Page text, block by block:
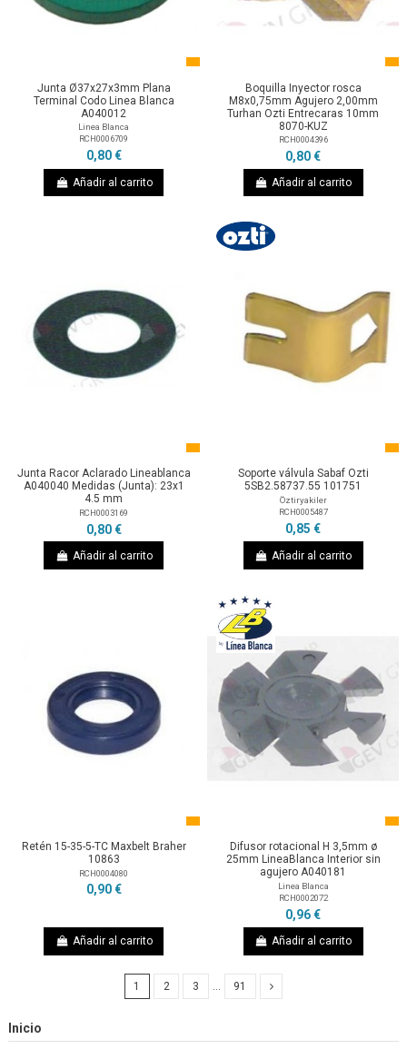
Junta Ø37x27x3mm Plana
Terminal Codo Linea Blanca
A040012
Linea Blanca
RCH0006709
0,80 €
Añadir al carrito
Boquilla Inyector rosca
M8x0,75mm Agujero 2,00mm
Turhan Ozti Entrecaras 10mm
8070-KUZ
RCH0004396
0,80 €
Añadir al carrito
Junta Racor Aclarado Lineablanca
A040040 Medidas (Junta): 23x1
4.5 mm
RCH0003169
0,80 €
Añadir al carrito
Soporte válvula Sabaf Ozti
5SB2.58737.55 101751
Öztiryakiler
RCH0005487
0,85 €
Añadir al carrito
Retén 15-35-5-TC Maxbelt Braher
10863
RCH0004080
0,90 €
Añadir al carrito
Difusor rotacional H 3,5mm ø
25mm LineaBlanca Interior sin
agujero A040181
Linea Blanca
RCH0002072
0,96 €
Añadir al carrito
1 2 3 … 91
Inicio